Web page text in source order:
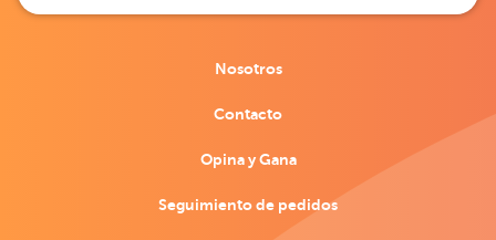
Nosotros
Contacto
Opina y Gana
Seguimiento de pedidos